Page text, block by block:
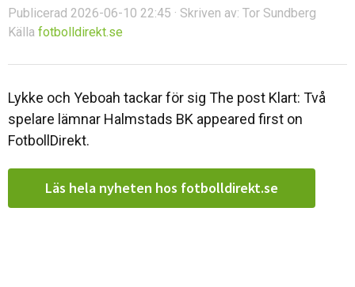
Publicerad 2026-06-10 22:45 · Skriven av: Tor Sundberg
Källa fotbolldirekt.se
Lykke och Yeboah tackar för sig The post Klart: Två
spelare lämnar Halmstads BK appeared first on
FotbollDirekt.
Läs hela nyheten hos fotbolldirekt.se